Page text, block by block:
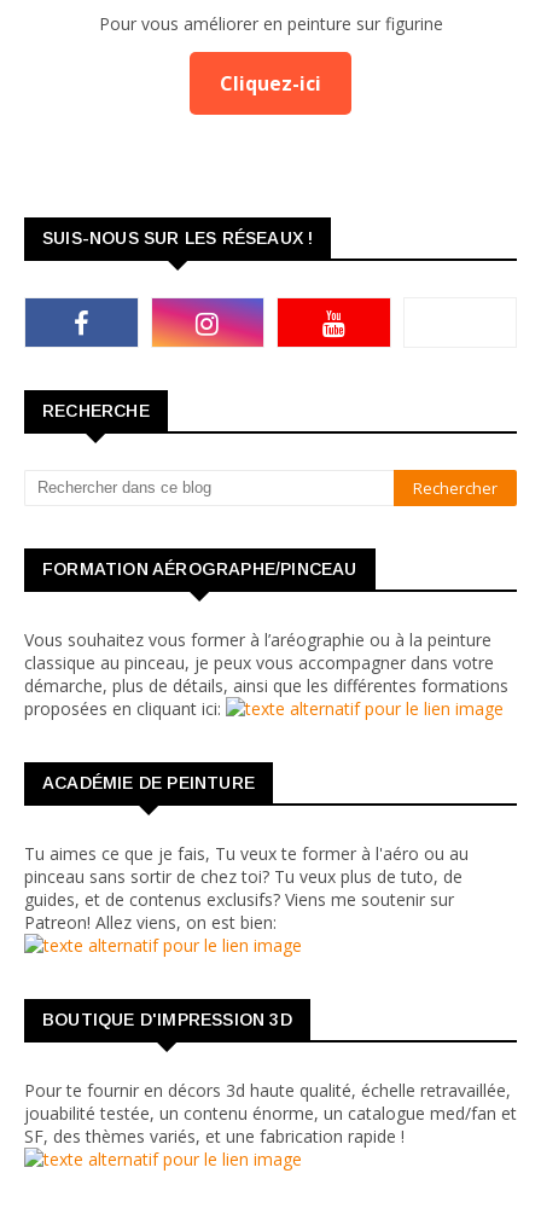
Pour vous améliorer en peinture sur figurine
Cliquez-ici
SUIS-NOUS SUR LES RÉSEAUX !
RECHERCHE
FORMATION AÉROGRAPHE/PINCEAU
Vous souhaitez vous former à l’aréographie ou à la peinture
classique au pinceau, je peux vous accompagner dans votre
démarche, plus de détails, ainsi que les différentes formations
proposées en cliquant ici:
ACADÉMIE DE PEINTURE
Tu aimes ce que je fais, Tu veux te former à l'aéro ou au
pinceau sans sortir de chez toi? Tu veux plus de tuto, de
guides, et de contenus exclusifs? Viens me soutenir sur
Patreon! Allez viens, on est bien:
BOUTIQUE D'IMPRESSION 3D
Pour te fournir en décors 3d haute qualité, échelle retravaillée,
jouabilité testée, un contenu énorme, un catalogue med/fan et
SF, des thèmes variés, et une fabrication rapide !